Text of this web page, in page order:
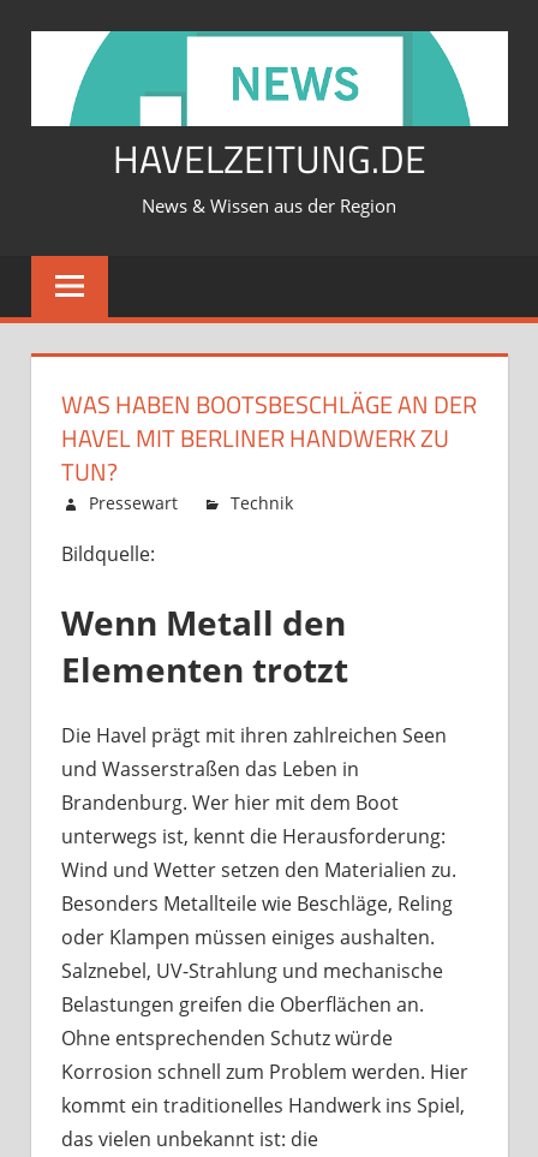
springen
HAVELZEITUNG.DE
News & Wissen aus der Region
WAS HABEN BOOTSBESCHLÄGE AN DER
HAVEL MIT BERLINER HANDWERK ZU
TUN?
Februar 12, 2026
Pressewart Technik
mit
tun?
Bildquelle:
Wenn Metall den
Elementen trotzt
Die Havel prägt mit ihren zahlreichen Seen
und Wasserstraßen das Leben in
Brandenburg. Wer hier mit dem Boot
unterwegs ist, kennt die Herausforderung:
Wind und Wetter setzen den Materialien zu.
Besonders Metallteile wie Beschläge, Reling
oder Klampen müssen einiges aushalten.
Salznebel, UV-Strahlung und mechanische
Belastungen greifen die Oberflächen an.
Ohne entsprechenden Schutz würde
Korrosion schnell zum Problem werden. Hier
kommt ein traditionelles Handwerk ins Spiel,
das vielen unbekannt ist: die